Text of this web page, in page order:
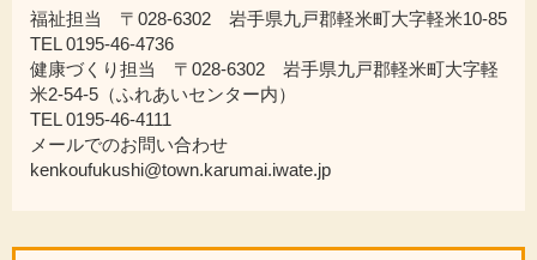
福祉担当 〒028-6302 岩手県九戸郡軽米町大字軽米10-85
TEL 0195-46-4736
健康づくり担当 〒028-6302 岩手県九戸郡軽米町大字軽
米2-54-5（ふれあいセンター内）
TEL 0195-46-4111
メールでのお問い合わせ
kenkoufukushi@town.karumai.iwate.jp